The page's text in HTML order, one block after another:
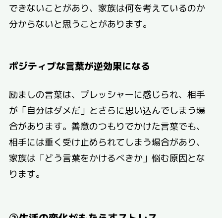
できないことがあり、家族は何を考えているのか
分からないと思うことがあります。
ポジティブな言葉が逆効果になる
励ましの言葉は、プレッシャーに感じられ、相手
が「自分はダメだ」とさらに思い込んでしまう場
合があります。善意のつもりでかけた言葉でも、
相手には重く受け止められてしまう場合があり、
家族は「どう言葉をかけるべきか」悩む原因とな
ります。